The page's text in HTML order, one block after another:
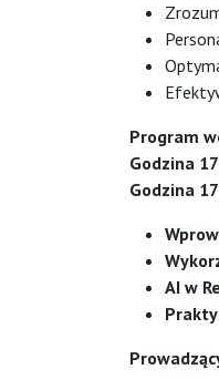
Program
Godzina
Godzina
AI w